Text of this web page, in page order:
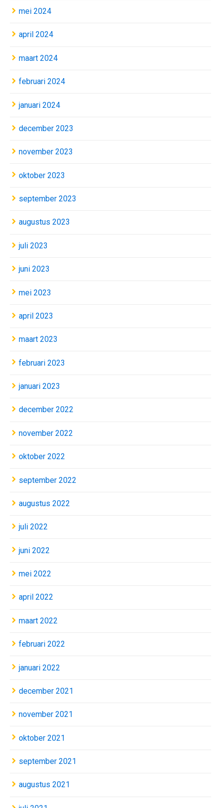
mei 2024
april 2024
maart 2024
februari 2024
januari 2024
december 2023
november 2023
oktober 2023
september 2023
augustus 2023
juli 2023
juni 2023
mei 2023
april 2023
maart 2023
februari 2023
januari 2023
december 2022
november 2022
oktober 2022
september 2022
augustus 2022
juli 2022
juni 2022
mei 2022
april 2022
maart 2022
februari 2022
januari 2022
december 2021
november 2021
oktober 2021
september 2021
augustus 2021